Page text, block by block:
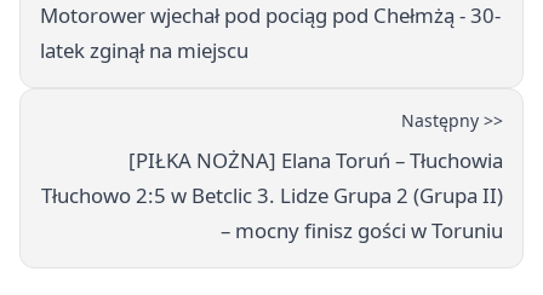
Motorower wjechał pod pociąg pod Chełmżą - 30-
latek zginął na miejscu
Następny >>
[PIŁKA NOŻNA] Elana Toruń – Tłuchowia
Tłuchowo 2:5 w Betclic 3. Lidze Grupa 2 (Grupa II)
– mocny finisz gości w Toruniu